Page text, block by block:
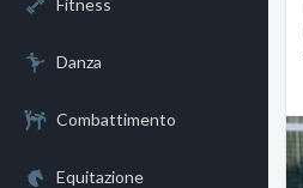
Fitness
Danza
Combattimento
Equitazione